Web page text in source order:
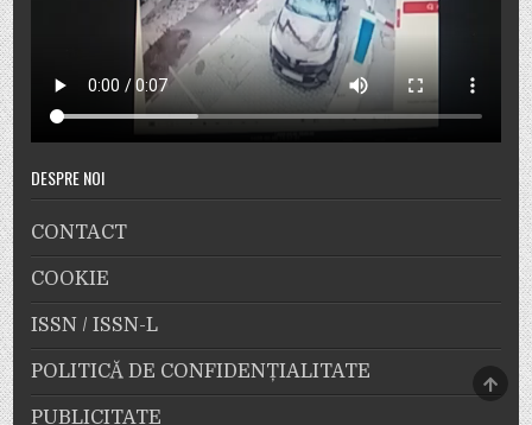
DESPRE NOI
CONTACT
COOKIE
ISSN / ISSN-L
POLITICĂ DE CONFIDENȚIALITATE
PUBLICITATE
TO
TOP